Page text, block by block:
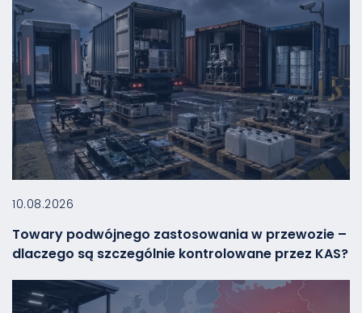
10.08.2026
Towary podwójnego zastosowania w przewozie –
dlaczego są szczególnie kontrolowane przez KAS?